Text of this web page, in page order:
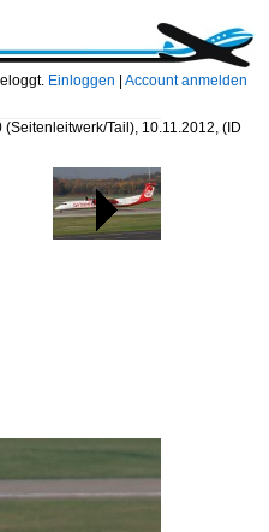
Einloggen Account anmelden
Tail), 10.11.2012, (ID